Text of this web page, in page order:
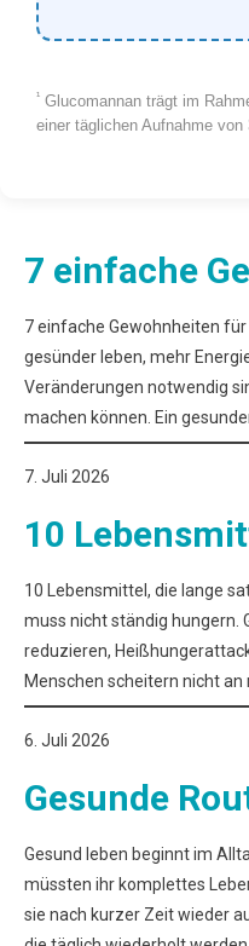
¹ Glucomannan trägt im
einer täglichen Aufnahme von
7 einfache
7 einfache Gewohnheiten
gesünder leben, mehr
Veränderungen notwendig
machen können. Ein
7. Juli 2026
10
10 Lebensmittel, die lange
muss nicht ständig hungern.
reduzieren,
Menschen scheitern nicht an
6. Juli 2026
Gesunde
Gesund leben beginnt im
müssten ihr komplettes
sie nach kurzer Zeit wieder